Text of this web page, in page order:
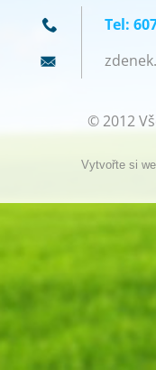
Tel:
© 2012
Vytvořte si